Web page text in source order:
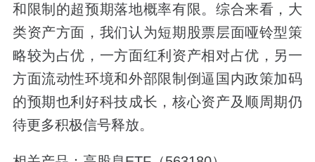
和限制的超预期落地概率有限。综合来看，大
类资产方面，我们认为短期股票层面哑铃型策
略较为占优，一方面红利资产相对占优，另一
方面流动性环境和外部限制倒逼国内政策加码
的预期也利好科技成长，核心资产及顺周期仍
待更多积极信号释放。